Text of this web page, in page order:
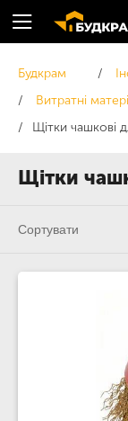
Щітки
Будкрам
Витратні
Щітки чашкові
Сортувати